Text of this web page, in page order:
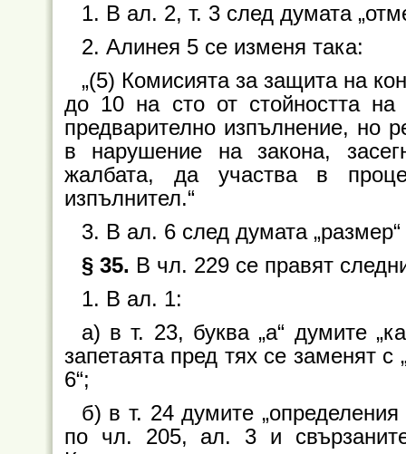
1. В ал. 2, т. 3 след думата
2. Алинея 5 се изменя така:
„(5) Комисията за защита на
до 10 на сто от стойността на
предварително изпълнение, но
в нарушение на закона,
жалбата, да участва в
изпълнител.“
3. В ал. 6 след думата „размер“
§ 35. В чл. 229 се правят
1. В ал. 1:
а) в т. 23, буква „а“ думите
запетаята пред тях се заменят
6“;
б) в т. 24 думите
по чл. 205, ал. 3 и